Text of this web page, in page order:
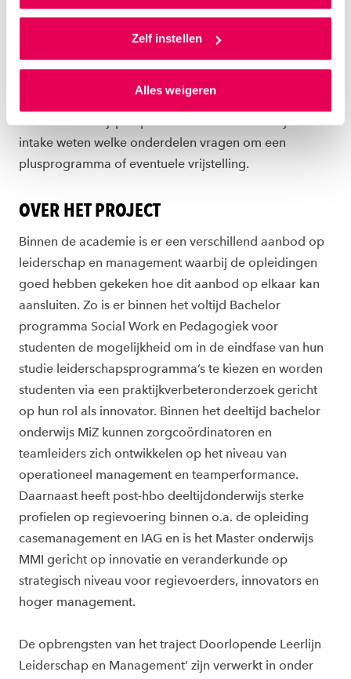
Als je op ‘Alles accepteren’ klikt dan geef je ons
toestemming om cookies voor social media en
gepersonaliseerde advertenties te plaatsen. Lees
cookiestatement. Via ‘Zelf instellen’ kun je ook zelf
instellen welke cookies we plaatsen. Je kunt je
toestemming altijd wijzigen of intrekken via
onscookiestatement.
Zelf instellen
Alles weigeren
relevante praktijk- en scholingservaring aanwezig is,
deze volgens de principes van flexibel onderwijs
verzilveren. Concreet betekent dit dat opleidingen
afsluiting van een opleidingsniveau om voorlichting en
verder onderwijsperspectief te adviseren en bij de
intake weten welke onderdelen vragen om een
plusprogramma of eventuele vrijstelling.
OVER HET PROJECT
Binnen de academie is er een verschillend aanbod op
leiderschap en management waarbij de opleidingen
goed hebben gekeken hoe dit aanbod op elkaar kan
aansluiten. Zo is er binnen het voltijd Bachelor
programma Social Work en Pedagogiek voor
studenten de mogelijkheid om in de eindfase van hun
studie leiderschapsprogramma’s te kiezen en worden
studenten via een praktijkverbeteronderzoek gericht
op hun rol als innovator. Binnen het deeltijd bachelor
onderwijs MiZ kunnen zorgcoördinatoren en
teamleiders zich ontwikkelen op het niveau van
operationeel management en teamperformance.
Daarnaast heeft post-hbo deeltijdonderwijs sterke
profielen op regievoering binnen o.a. de opleiding
casemanagement en IAG en is het Master onderwijs
MMI gericht op innovatie en veranderkunde op
strategisch niveau voor regievoerders, innovators en
hoger management.
De opbrengsten van het traject Doorlopende Leerlijn
Leiderschap en Management’ zijn verwerkt in onder